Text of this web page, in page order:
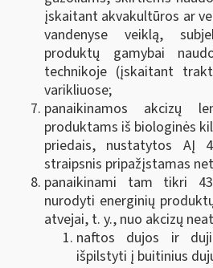
įskaitant akvakultūros ar
vandenyse veiklą,
produktų gamybai
technikoje (įskaitant
varikliuose;
panaikinamos akcizų
produktams iš biologinės
priedais, nustatytos AĮ
straipsnis pripažįstamas
panaikinami tam tikri
nurodyti energinių
atvejai, t. y., nuo akcizų
naftos dujos ir
išpilstyti į buitinius